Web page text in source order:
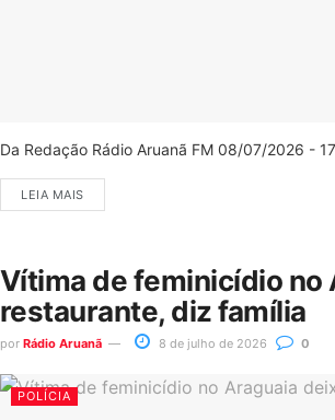
Da Redação Rádio Aruanã FM 08/07/2026 -
LEIA MAIS
Vítima de feminicídio no
restaurante, diz família
por Rádio Aruanã 8 de julho de 2026 0
POLÍCIA